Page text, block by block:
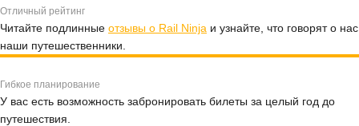
Отличный рейтинг
Читайте подлинные отзывы о Rail Ninja и узнайте, что говорят о нас
наши путешественники.
Гибкое планирование
У вас есть возможность забронировать билеты за целый год до
путешествия.